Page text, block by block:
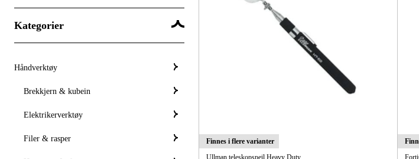
Kategorier
Håndverktøy
Brekkjern & kubein
Elektrikerverktøy
Filer & rasper
Finnes i flere varianter
Ullman teleskopspeil Heavy Duty